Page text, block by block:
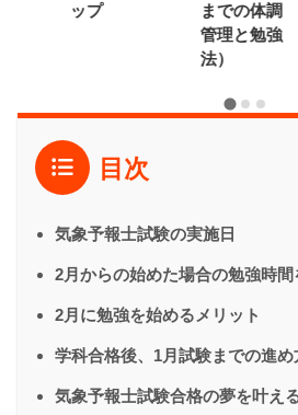
ップ
までの体調
管理と勉強
法）
目次
気象予報士試験の実施日
2月からの始めた場合の勉強時間
2月に勉強を始めるメリット
学科合格後、1月試験までの進め
気象予報士試験合格の夢を叶え